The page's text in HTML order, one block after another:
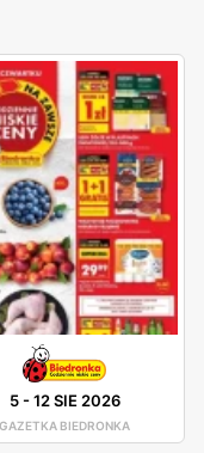
szeroki
gdzie można
w jednym
i regularnie
odpowiadając
TEDi wyróżnia się
produktów. Mimo
w
jakości. Wszystkie
i testowane, aby
klienci mogą mieć
im przez długi
i regularnie
5-12 SIE 2026
GAZETKA BIEDRONKA